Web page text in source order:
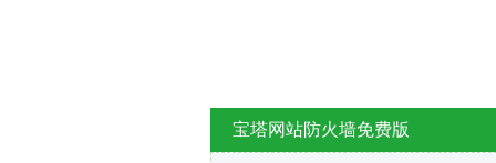
宝塔网站防火墙免费版